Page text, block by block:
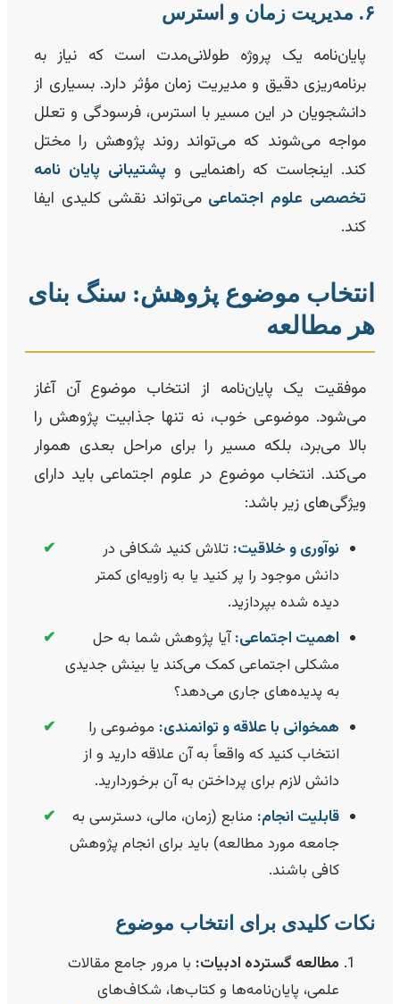
پایان‌نامه یک پروژه طولانی‌مدت است که نیاز به
برنامه‌ریزی دقیق و مدیریت زمان مؤثر دارد. بسیاری از
دانشجویان در این مسیر با استرس، فرسودگی و تعلل
مواجه می‌شوند که می‌تواند روند پژوهش را مختل
کند. اینجاست که راهنمایی وپشتیبانی پایان نامه
تخصصی علوم اجتماعیمی‌تواند نقشی کلیدی ایفا
موضوع پژوهش: سنگ بنای
مطالعه
موفقیت یک پایان‌نامه از انتخاب موضوع آن آغاز
می‌شود. موضوعی خوب، نه تنها جذابیت پژوهش را
بالا می‌برد، بلکه مسیر را برای مراحل بعدی هموار
می‌کند. انتخاب موضوع در علوم اجتماعی باید دارای
ویژگی‌های زیر باشد:
نوآوری و خلاقیت:تلاش کنید شکافی در
دانش موجود را پر کنید یا به زاویه‌ای کمتر
دیده شده بپردازید.
اهمیت اجتماعی:آیا پژوهش شما به حل
مشکلی اجتماعی کمک می‌کند یا بینش جدیدی
به پدیده‌های جاری می‌دهد؟
همخوانی با علاقه و توانمندی:موضوعی را
انتخاب کنید که واقعاً به آن علاقه دارید و از
دانش لازم برای پرداختن به آن برخوردارید.
✔
قابلیت انجام:منابع (زمان، مالی، دسترسی به
جامعه مورد مطالعه) باید برای انجام پژوهش
کافی باشند.
کلیدی برای انتخاب موضوع
مطالعه گسترده ادبیات:با مرور جامع مقالات
علمی، پایان‌نامه‌ها و کتاب‌ها، شکاف‌های